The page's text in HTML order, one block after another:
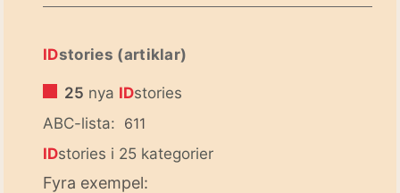
IDstories (artiklar)
25 nya IDstories
ABC-lista: 611
IDstories i 25 kategorier
Fyra exempel: